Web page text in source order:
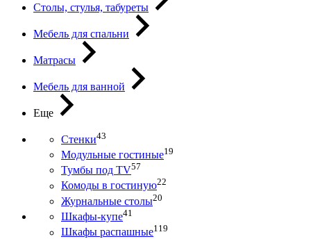
Столы, стулья, табуреты
Мебель для спальни
Матрасы
Мебель для ванной
Еще
Стенки43
Модульные гостиные19
Тумбы под ТV57
Комоды в гостиную22
Журнальные столы20
Шкафы-купе41
Шкафы распашные119